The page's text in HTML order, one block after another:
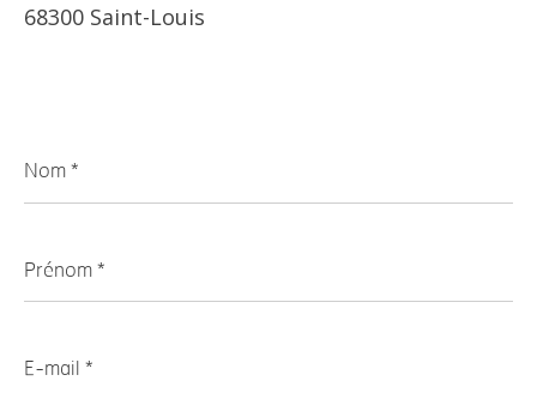
68300 Saint-Louis
*
*
mail
*